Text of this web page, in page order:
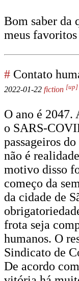
Bom saber da
meus
# Contato
2022-01-22 fiction [up]
O ano é 2047.
o SARS-
passageiros
não é
motivo disso
começo da
da cidade de
frota seja
humanos. O
Sindicato de
De acordo